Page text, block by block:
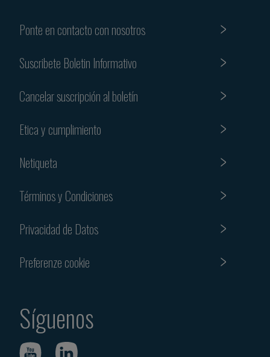
Ponte en contacto con nosotros
Suscribete Boletin Informativo
Cancelar suscripción al boletín
Etica y cumplimiento
Netiqueta
Términos y Condiciones
Privacidad de Datos
Preferenze cookie
Síguenos